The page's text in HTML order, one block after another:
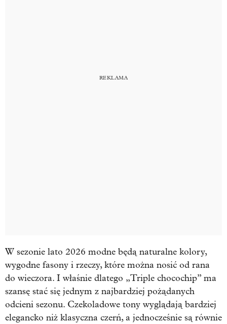
W sezonie lato 2026 modne będą naturalne kolory,
wygodne fasony i rzeczy, które można nosić od rana
do wieczora. I właśnie dlatego „Triple chocochip” ma
szansę stać się jednym z najbardziej pożądanych
odcieni sezonu. Czekoladowe tony wyglądają bardziej
elegancko niż klasyczna czerń, a jednocześnie są równie